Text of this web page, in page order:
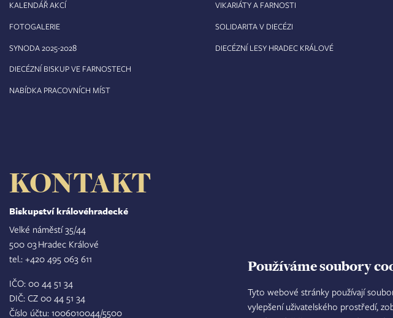
Používáme soubory
Tyto webové stránky používají
vylepšení uživatelského prostředí,
KALENDÁŘ AKCÍ
FOTOGALERIE
SYNODA 2025-2028
DIECÉZNÍ BISKUP VE FARNOSTECH
NABÍDKA PRACOVNÍCH MÍST
VIKARIÁTY A FARNOSTI
SOLIDARITA V DIECÉZI
DIECÉZNÍ LESY HRADEC KRÁLOVÉ
KONTAKT
Biskupství královéhradecké
Velké náměstí 35/44
500 03 Hradec Králové
tel.: +420 495 063 611
IČO: 00 44 51 34
DIČ: CZ 00 44 51 34
Číslo účtu: 1006010044/5500